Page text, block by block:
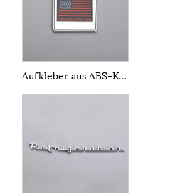
Aufkleber aus ABS-Kunststoff